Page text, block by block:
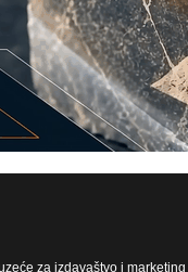
za izdavaštvo i